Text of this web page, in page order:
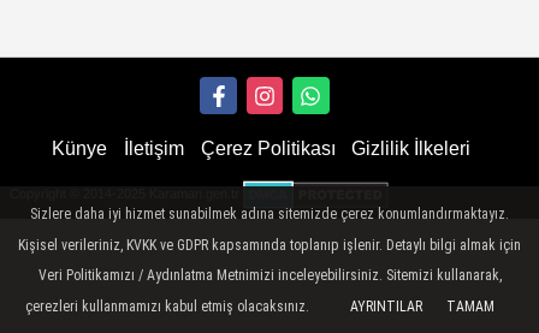
Künye İletişim Çerez Politikası Gizlilik İlkeleri
Sizlere daha iyi hizmet sunabilmek adına sitemizde çerez konumlandırmaktayız.
Kişisel verileriniz, KVKK ve GDPR kapsamında toplanıp işlenir. Detaylı bilgi almak için
Veri Politikamızı / Aydınlatma Metnimizi inceleyebilirsiniz. Sitemizi kullanarak,
çerezleri kullanmamızı kabul etmiş olacaksınız.
AYRINTILAR TAMAM